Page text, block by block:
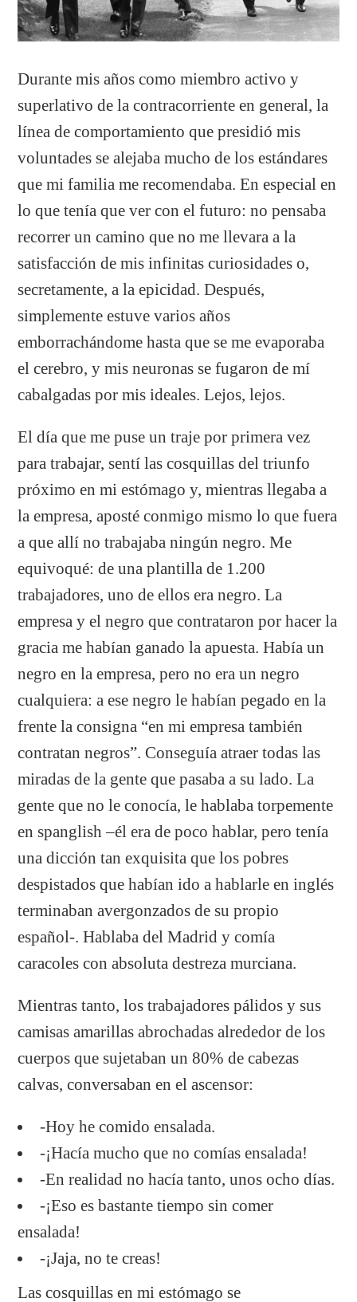
Durante mis años como miembro activo y
superlativo de la contracorriente en general, la
línea de comportamiento que presidió mis
voluntades se alejaba mucho de los estándares
que mi familia me recomendaba. En especial en
lo que tenía que ver con el futuro: no pensaba
recorrer un camino que no me llevara a la
satisfacción de mis infinitas curiosidades o,
secretamente, a la epicidad. Después,
simplemente estuve varios años
emborrachándome hasta que se me evaporaba
el cerebro, y mis neuronas se fugaron de mí
cabalgadas por mis ideales. Lejos, lejos.
El día que me puse un traje por primera vez
para trabajar, sentí las cosquillas del triunfo
próximo en mi estómago y, mientras llegaba a
la empresa, aposté conmigo mismo lo que fuera
a que allí no trabajaba ningún negro. Me
equivoqué: de una plantilla de 1.200
trabajadores, uno de ellos era negro. La
empresa y el negro que contrataron por hacer la
gracia me habían ganado la apuesta. Había un
negro en la empresa, pero no era un negro
cualquiera: a ese negro le habían pegado en la
frente la consigna “en mi empresa también
contratan negros”. Conseguía atraer todas las
miradas de la gente que pasaba a su lado. La
gente que no le conocía, le hablaba torpemente
en spanglish –él era de poco hablar, pero tenía
una dicción tan exquisita que los pobres
despistados que habían ido a hablarle en inglés
terminaban avergonzados de su propio
español-. Hablaba del Madrid y comía
caracoles con absoluta destreza murciana.
Mientras tanto, los trabajadores pálidos y sus
camisas amarillas abrochadas alrededor de los
cuerpos que sujetaban un 80% de cabezas
calvas, conversaban en el ascensor:
-Hoy he comido ensalada.
-¡Hacía mucho que no comías ensalada!
-En realidad no hacía tanto, unos ocho días.
-¡Eso es bastante tiempo sin comer
ensalada!
-¡Jaja, no te creas!
Las cosquillas en mi estómago se